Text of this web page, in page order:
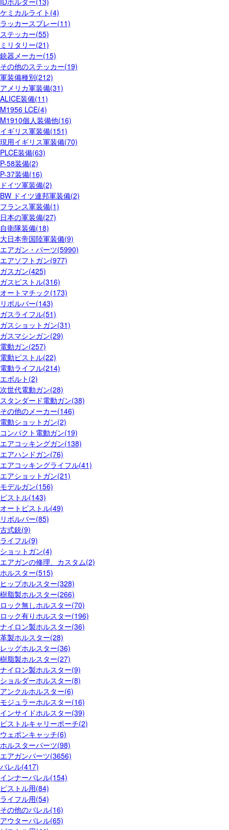
ケミカルライト(4)
ラッカースプレー(11)
ステッカー(55)
ミリタリー(21)
銃器メーカー(15)
その他のステッカー(19)
軍装備種別(212)
アメリカ軍装備(31)
ALICE装備(11)
M1956 LCE(4)
M1910個人装備他(16)
イギリス軍装備(151)
現用イギリス軍装備(70)
PLCE装備(63)
P-58装備(2)
P-37装備(16)
ドイツ軍装備(2)
BW ドイツ連邦軍装備(2)
フランス軍装備(1)
日本の軍装備(27)
自衛隊装備(18)
大日本帝国陸軍装備(9)
エアガン・パーツ(5990)
エアソフトガン(977)
ガスガン(425)
ガスピストル(316)
オートマチック(173)
リボルバー(143)
ガスライフル(51)
ガスショットガン(31)
ガスマシンガン(29)
電動ガン(257)
電動ピストル(22)
電動ライフル(214)
エボルト(2)
次世代電動ガン(28)
スタンダード電動ガン(38)
その他のメーカー(146)
電動ショットガン(2)
コンパクト電動ガン(19)
エアコッキングガン(138)
エアハンドガン(76)
エアコッキングライフル(41)
エアショットガン(21)
モデルガン(156)
ピストル(143)
オートピストル(49)
リボルバー(85)
古式銃(9)
ライフル(9)
ショットガン(4)
エアガンの修理、カスタム(2)
ホルスター(515)
ヒップホルスター(328)
樹脂製ホルスター(266)
ロック無しホルスター(70)
ロック有りホルスター(196)
ナイロン製ホルスター(36)
革製ホルスター(28)
レッグホルスター(36)
樹脂製ホルスター(27)
ナイロン製ホルスター(9)
ショルダーホルスター(8)
アンクルホルスター(6)
モジュラーホルスター(16)
インサイドホルスター(39)
ピストルキャリーポーチ(2)
ウェポンキャッチ(6)
ホルスターパーツ(98)
エアガンパーツ(3656)
バレル(417)
インナーバレル(154)
ピストル用(84)
ライフル用(54)
その他のバレル(16)
アウターバレル(65)